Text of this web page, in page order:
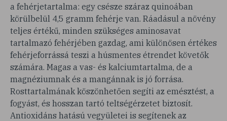
a fehérjetartalma: egy csésze száraz quinoában
körülbelül 4,5 gramm fehérje van. Ráadásul a növény
teljes értékű, minden szükséges aminosavat
tartalmazó fehérjében gazdag, ami különösen értékes
fehérjeforrássá teszi a húsmentes étrendet követők
számára. Magas a vas- és kalciumtartalma, de a
magnéziumnak és a mangánnak is jó forrása.
Rosttartalmának köszönhetően segíti az emésztést, a
fogyást, és hosszan tartó teltségérzetet biztosít.
Antioxidáns hatású vegyületei is segítenek az